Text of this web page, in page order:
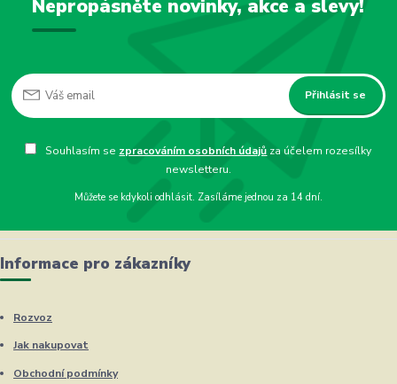
Nepropásněte novinky, akce a slevy!
Přihlásit se
Souhlasím se zpracováním osobních údajů za účelem rozesílky
newsletteru.
Můžete se kdykoli odhlásit. Zasíláme jednou za 14 dní.
Informace pro zákazníky
Rozvoz
Jak nakupovat
Obchodní podmínky